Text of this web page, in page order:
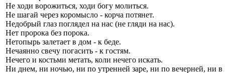
Не ходи ворожиться, ходи богу молиться.
Не шагай через коромысло - корча потянет.
Недобрый глаз поглядел на нас (не гляди на нас).
Нет пророка без порока.
Нетопырь залетает в дом - к беде.
Нечаянно свечу погасить - к гостям.
Нечего и костьми метать, коли нечего искать.
Ни днем, ни ночью, ни по утренней заре, ни по вечерней, ни в